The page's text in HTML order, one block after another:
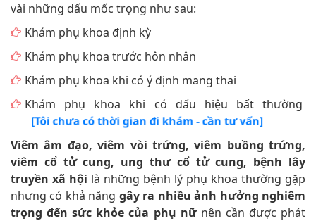
vài những dấu mốc trọng như sau:
Khám phụ khoa định kỳ
Khám phụ khoa trước hôn nhân
Khám phụ khoa khi có ý định mang thai
Khám phụ khoa khi có dấu hiệu bất thường
[Tôi chưa có thời gian đi khám - cần tư vấn]
Viêm âm đạo, viêm vòi trứng, viêm buồng trứng,
viêm cổ tử cung, ung thư cổ tử cung, bệnh lây
truyền xã hội là những bệnh lý phụ khoa thường gặp
nhưng có khả năng gây ra nhiều ảnh hưởng nghiêm
trọng đến sức khỏe của phụ nữnên cần được phát